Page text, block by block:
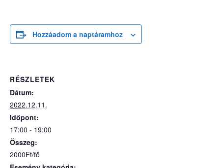
Hozzáadom a naptáramhoz
RÉSZLETEK
Dátum:
2022.12.11.
Időpont:
17:00 - 19:00
Összeg:
2000Ft/fő